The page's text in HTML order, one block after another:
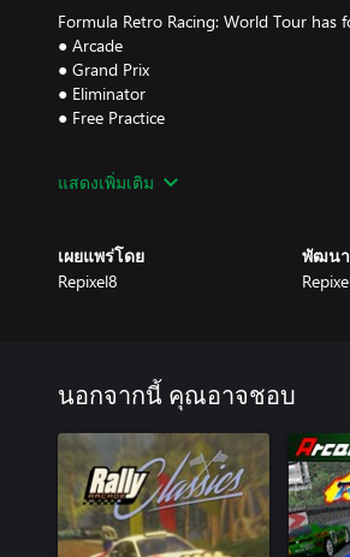
Formula Retro Racing: World Tour has
● Arcade
● Grand Prix
● Eliminator
● Free Practice
racing fields and epic crashes. A
adds an element of realism to every
Vehicle types
Race in a number of exciting new
cars that can drift through corners.
single-seater style formula cars
throwback vehicles spanning from the
each track feel different. It’s up to you
แสดงเพิ่มเติม
เผยแพร่โดย
Repixel8
พัฒนา
นอกจากนี้ คุณอาจชอบ